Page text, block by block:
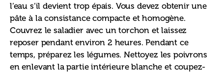
l’eau s’il devient trop épais. Vous devez obtenir une
pâte à la consistance compacte et homogène.
Couvrez le saladier avec un torchon et laissez
reposer pendant environ 2 heures. Pendant ce
temps, préparez les légumes. Nettoyez les poivrons
en enlevant la partie intérieure blanche et coupez-